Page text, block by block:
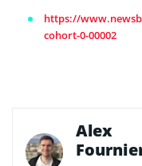
https://
cohort-0-00002
Alex